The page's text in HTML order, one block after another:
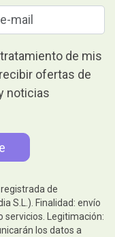
de mis
ofertas de
noticias
de
S.L.). Finalidad: envío
servicios. Legitimación:
los datos a